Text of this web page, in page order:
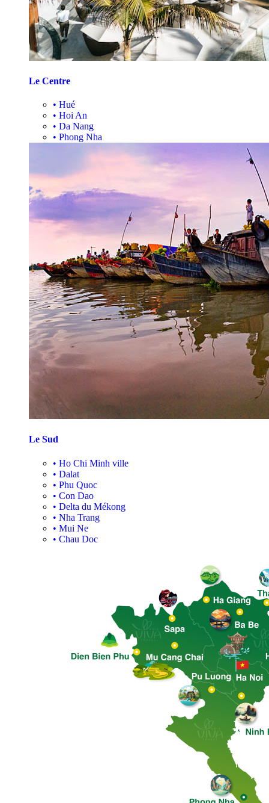
Le Centre
• Hué
• Hoi An
• Da Nang
• Phong Nha
Le Sud
• Ho Chi Minh ville
• Dalat
• Phu Quoc
• Con Dao
• Delta du Mékong
• Nha Trang
• Mui Ne
• Chau Doc